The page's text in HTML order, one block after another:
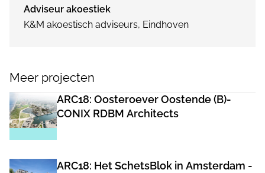
Adviseur akoestiek
K&M akoestisch adviseurs, Eindhoven
Meer projecten
ARC18: Oosteroever Oostende (B)-
CONIX RDBM Architects
ARC18: Het SchetsBlok in Amsterdam -